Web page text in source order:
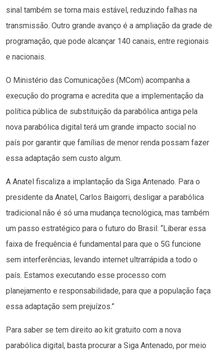
sinal também se torna mais estável, reduzindo falhas na
transmissão. Outro grande avanço é a ampliação da grade de
programação, que pode alcançar 140 canais, entre regionais
e nacionais.
O Ministério das Comunicações (MCom) acompanha a
execução do programa e acredita que a implementação da
política pública de substituição da parabólica antiga pela
nova parabólica digital terá um grande impacto social no
país por garantir que famílias de menor renda possam fazer
essa adaptação sem custo algum.
A Anatel fiscaliza a implantação da Siga Antenado. Para o
presidente da Anatel, Carlos Baigorri, desligar a parabólica
tradicional não é só uma mudança tecnológica, mas também
um passo estratégico para o futuro do Brasil: “Liberar essa
faixa de frequência é fundamental para que o 5G funcione
sem interferências, levando internet ultrarrápida a todo o
país. Estamos executando esse processo com
planejamento e responsabilidade, para que a população faça
essa adaptação sem prejuízos.”
Para saber se tem direito ao kit gratuito com a nova
parabólica digital, basta procurar a Siga Antenado, por meio